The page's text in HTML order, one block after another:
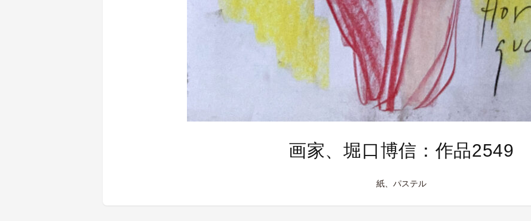
画家、堀口博信：作品2549
紙、パステル